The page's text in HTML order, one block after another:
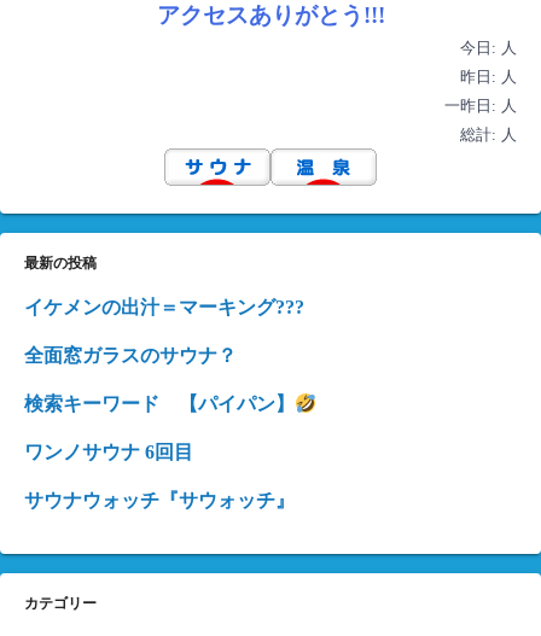
アクセスありがとう!!!
今日: 人
昨日: 人
一昨日: 人
総計: 人
最新の投稿
イケメンの出汁＝マーキング???
全面窓ガラスのサウナ？
検索キーワード 【パイパン】
ワンノサウナ 6回目
サウナウォッチ『サウォッチ』
カテゴリー